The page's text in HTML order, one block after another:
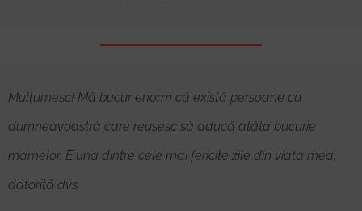
Mulțumesc! Mă bucur enorm că există persoane ca
dumneavoastră care reușesc să aducă atâta bucurie
mamelor. E una dintre cele mai fericite zile din viata mea,
datorită dvs.